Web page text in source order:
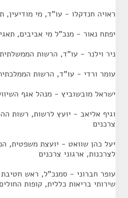
ראויה חנדקלו - עו"ד, מי מודיעין,
יפתח נאור - מנכ"ל מי אביבים,
ניר וילנר - עו"ד, הרשות
עומר ורדי - עו"ד, הרשות
ישראל מובשוביץ - מנהל אגף
וגיף אליאב - יועץ לרשות, רשות
צרכנים
יעל כהן שוואט - יועצת משפטית,
לצרכנות, ארגוני צרכנים
עופר חברוני - סמנכ"ל, ראש חטיבת
שירותי בריאות כללית, קופות